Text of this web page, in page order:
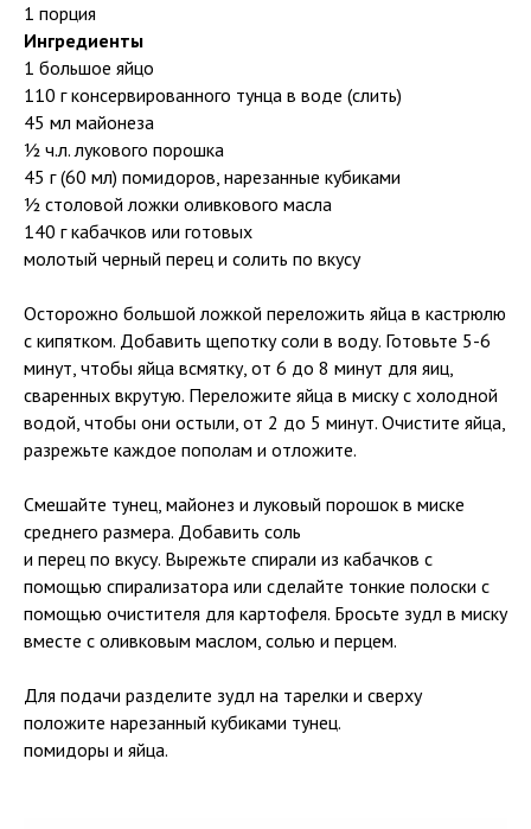
1 порция
Ингредиенты
1 большое яйцо
110 г консервированного тунца в воде (слить)
45 мл майонеза
½ ч.л. лукового порошка
45 г (60 мл) помидоров, нарезанные кубиками
½ столовой ложки оливкового масла
140 г кабачков или готовых
молотый черный перец и солить по вкусу
Осторожно большой ложкой переложить яйца в кастрюлю
с кипятком. Добавить щепотку соли в воду. Готовьте 5-6
минут, чтобы яйца всмятку, от 6 до 8 минут для яиц,
сваренных вкрутую. Переложите яйца в миску с холодной
водой, чтобы они остыли, от 2 до 5 минут. Очистите яйца,
разрежьте каждое пополам и отложите.
Смешайте тунец, майонез и луковый порошок в миске
среднего размера. Добавить соль
и перец по вкусу. Вырежьте спирали из кабачков с
помощью спирализатора или сделайте тонкие полоски с
помощью очистителя для картофеля. Бросьте зудл в миску
вместе с оливковым маслом, солью и перцем.
Для подачи разделите зудл на тарелки и сверху
положите нарезанный кубиками тунец.
помидоры и яйца.